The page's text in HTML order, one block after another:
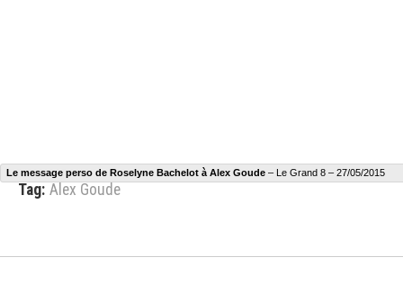
Le message perso de Roselyne Bachelot à Alex Goude – Le Grand 8 – 27/05/2015
Tag: Alex Goude